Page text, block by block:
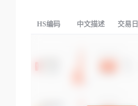
HS编码 中文描述 交易